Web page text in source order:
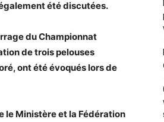
été discutées.
du Championnat
de trois pelouses
ont été évoqués lors de
le Ministère et la Fédération